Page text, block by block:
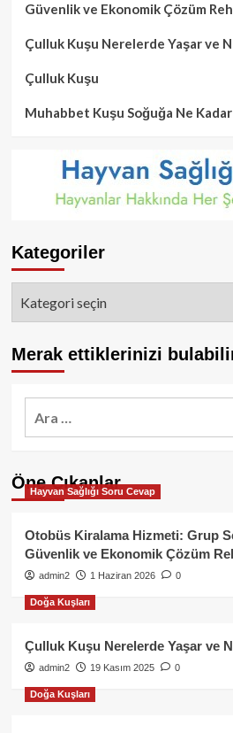
Güvenlik ve Ekonomik Çözüm
Çulluk Kuşu Nerelerde Yaşar ve
Çulluk Kuşu
Muhabbet Kuşu Soğuğa Ne Kadar
Kategoriler
Merak ettiklerinizi
Öne Çıkanlar
Hayvan Sağlığı Soru Cevap
Otobüs Kiralama Hizmeti: Grup
Güvenlik ve Ekonomik Çözüm
admin2 1 Haziran 2026 0
Doğa Kuşları
Çulluk Kuşu Nerelerde Yaşar ve
admin2 19 Kasım 2025 0
Doğa Kuşları